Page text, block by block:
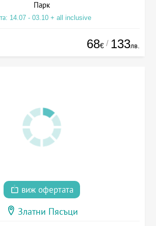
Парк
14.07 - 03.10 + all inclusive
68€ / 133лв.
виж офертата
Златни Пясъци